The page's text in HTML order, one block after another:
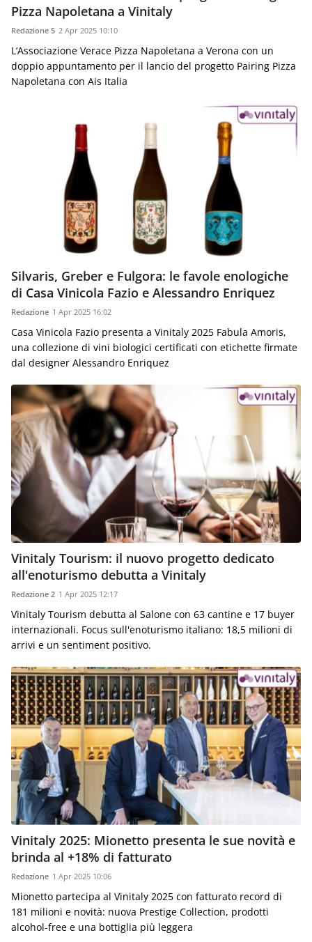
Pizza Napoletana a Vinitaly
Redazione 5 2 Apr 2025 10:10
L’Associazione Verace Pizza Napoletana a Verona con un
doppio appuntamento per il lancio del progetto Pairing Pizza
Napoletana con Ais Italia
Silvaris, Greber e Fulgora: le favole enologiche
di Casa Vinicola Fazio e Alessandro Enriquez
Redazione 1 Apr 2025 16:02
Casa Vinicola Fazio presenta a Vinitaly 2025 Fabula Amoris,
una collezione di vini biologici certificati con etichette firmate
dal designer Alessandro Enriquez
Vinitaly Tourism: il nuovo progetto dedicato
all'enoturismo debutta a Vinitaly
Redazione 2 1 Apr 2025 12:17
Vinitaly Tourism debutta al Salone con 63 cantine e 17 buyer
internazionali. Focus sull'enoturismo italiano: 18,5 milioni di
arrivi e un sentiment positivo.
Vinitaly 2025: Mionetto presenta le sue novità e
brinda al +18% di fatturato
Redazione 1 Apr 2025 10:06
Mionetto partecipa al Vinitaly 2025 con fatturato record di
181 milioni e novità: nuova Prestige Collection, prodotti
alcohol-free e una bottiglia più leggera